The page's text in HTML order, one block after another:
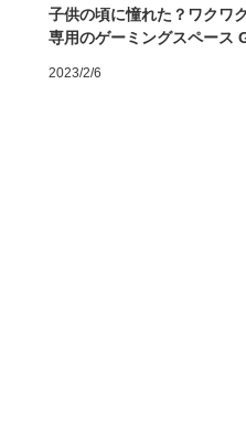
子供の頃に憧れた？ワクワ
専用のゲーミングスペース
2023/2/6